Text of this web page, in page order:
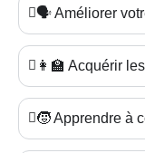
🗣️ Améliorer
👩‍🏫 Acquérir
🧒 Apprendre à